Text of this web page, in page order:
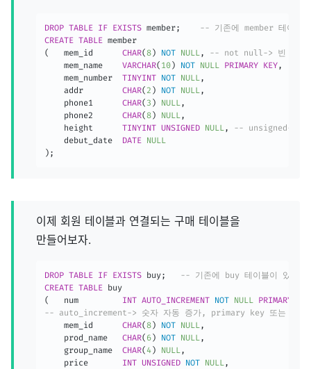
DROP TABLE IF EXISTS member;
-- 기존에 member 테이블
CREATE TABLE
(
CHAR(8 ) NOT NULL,
-- not null-> 빈 값 허
VARCHAR( 10 ) NOT NULL PRIMARY KEY,
TINYINT NOT NULL,
CHAR( 2 ) NOT NULL,
CHAR( 3 ) NULL,
CHAR(8 ) NULL,
TINYINT UNSIGNED NULL,
-- unsigned-> 0
DATE NULL
) ;
이제 회원 테이블과 연결되는 구매 테이블을
만들어보자.
DROP TABLE IF EXISTS buy;
-- 기존에 buy 테이블이 있다면
CREATE TABLE
(
INT AUTO_INCREMENT NOT NULL PRIMARY
-- auto_increment-> 숫자 자동 증가, primary key 또는
CHAR(8 ) NOT NULL,
CHAR( 6 ) NOT NULL,
CHAR( 4 ) NULL,
INT UNSIGNED NOT NULL,